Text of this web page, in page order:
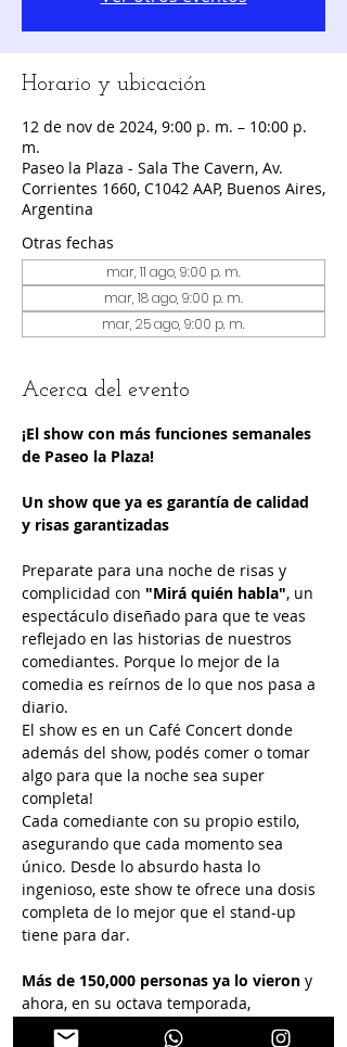
Horario y ubicación
12 de nov de 2024, 9:00 p. m. – 10:00 p.
m.
Paseo la Plaza - Sala The Cavern, Av.
Corrientes 1660, C1042 AAP, Buenos Aires,
Argentina
Otras fechas
mar, 11 ago, 9:00 p. m.
mar, 18 ago, 9:00 p. m.
mar, 25 ago, 9:00 p. m.
Acerca del evento
¡El show con más funciones semanales
de Paseo la Plaza!
Un show que ya es garantía de calidad
y risas garantizadas
Preparate para una noche de risas y
complicidad con "Mirá quién habla", un
espectáculo diseñado para que te veas
reflejado en las historias de nuestros
comediantes. Porque lo mejor de la
comedia es reírnos de lo que nos pasa a
diario.
El show es en un Café Concert donde
además del show, podés comer o tomar
algo para que la noche sea super
completa!
Cada comediante con su propio estilo,
asegurando que cada momento sea
único. Desde lo absurdo hasta lo
ingenioso, este show te ofrece una dosis
completa de lo mejor que el stand-up
tiene para dar.
Más de 150,000 personas ya lo vieron y
ahora, en su octava temporada,